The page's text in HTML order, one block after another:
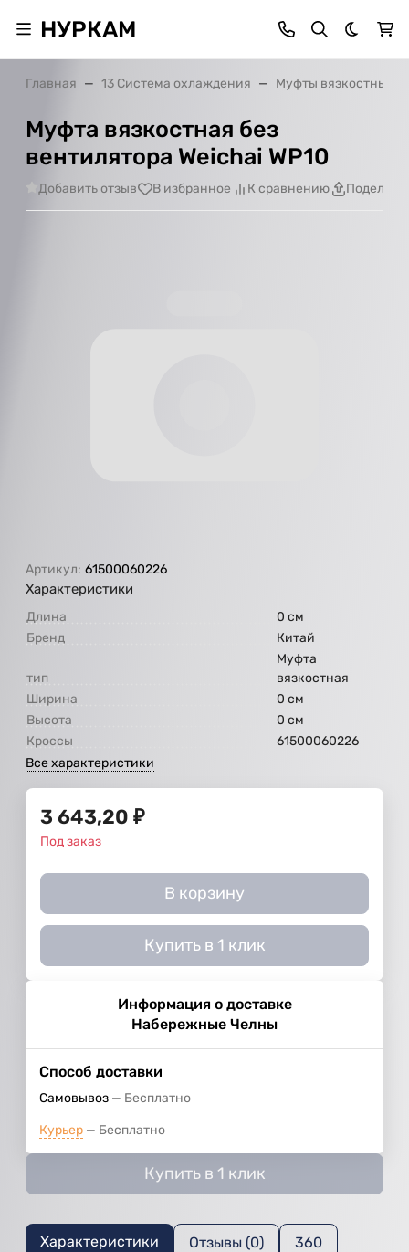
НУРКАМ Темная
Главная 13 Система охлаждения Муфты вязкостные
Муфта вязкостная без
вентилятора Weichai WP10
Добавить отзыв В избранное К сравнению
Артикул: 61500060226
Характеристики
Длина
0 см
Бренд
Китай
тип
Муфта
вязкостная
Ширина
0 см
Высота
0 см
Кроссы
61500060226
Все характеристики
3 643,20 ₽
Под заказ
В корзину
Купить в 1 клик
Информация о доставке
Набережные Челны
Способ доставки
Самовывоз Бесплатно
Курьер Бесплатно
Купить в 1 клик
Характеристики Отзывы (0) 360